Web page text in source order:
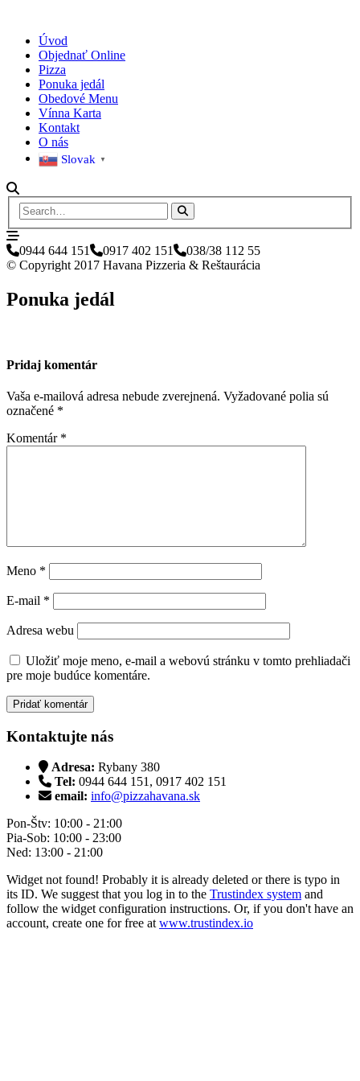
Úvod
Objednať Online
Pizza
Ponuka jedál
Obedové Menu
Vínna Karta
Kontakt
O nás
Slovak ▼
0944 644 151 0917 402 151
038/38 112 55
© Copyright 2017 Havana Pizzeria & Reštaurácia
Ponuka jedál
Pridaj komentár
Vaša e-mailová adresa nebude zverejnená. Vyžadované polia sú
označené *
Komentár *
Meno *
E-mail *
Adresa webu
Uložiť moje meno, e-mail a webovú stránku v tomto prehliadači
pre moje budúce komentáre.
Kontaktujte nás
Adresa: Rybany 380
Tel: 0944 644 151, 0917 402 151
email: info@pizzahavana.sk
Pon-Štv: 10:00 - 21:00
Pia-Sob: 10:00 - 23:00
Ned: 13:00 - 21:00
Widget not found! Probably it is already deleted or there is typo in
its ID. We suggest that you log in to the Trustindex system and
follow the widget configuration instructions. Or, if you don't have an
account, create one for free at www.trustindex.io